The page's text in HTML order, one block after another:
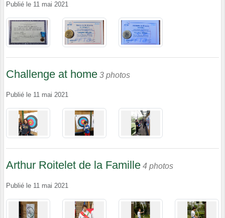
Publié le 11 mai 2021
Challenge at home 3 photos
Publié le 11 mai 2021
Arthur Roitelet de la Famille 4 photos
Publié le 11 mai 2021